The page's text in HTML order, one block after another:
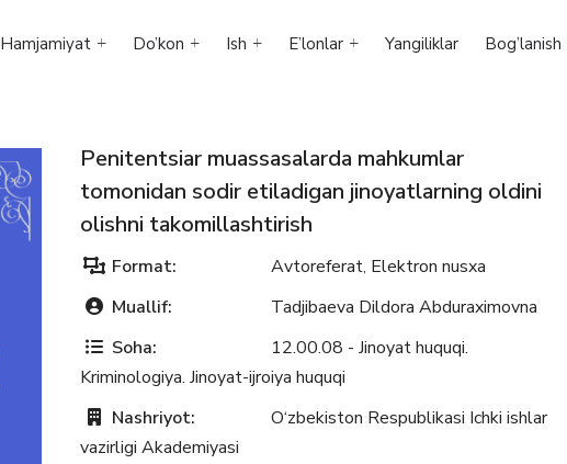
Hamjamiyat Do’kon Ish E’lonlar Yangiliklar Bog’lanish
Penitentsiar muassasalarda mahkumlar
tomonidan sodir etiladigan jinoyatlarning oldini
olishni takomillashtirish
Format: Avtoreferat, Elektron nusxa
Muallif:
Tadjibaeva Dildora Abduraximovna
Soha:
12.00.08 - Jinoyat huquqi.
Kriminologiya. Jinoyat-ijroiya huquqi
Nashriyot:
O‘zbekiston Respublikasi Ichki ishlar
vazirligi Akademiyasi